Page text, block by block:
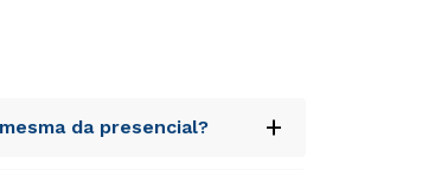
da presencial? +